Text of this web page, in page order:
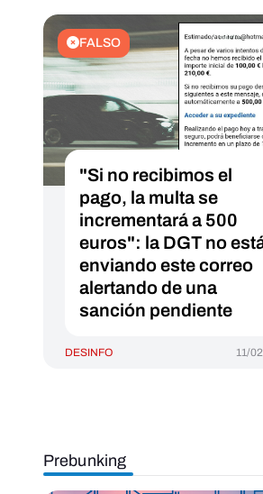
FALSO
"Si no recibimos el
pago, la multa se
incrementará a 500
euros": la DGT no
enviando este correo
alertando de una
sanción pendiente
DESINFO 11/
Prebunking